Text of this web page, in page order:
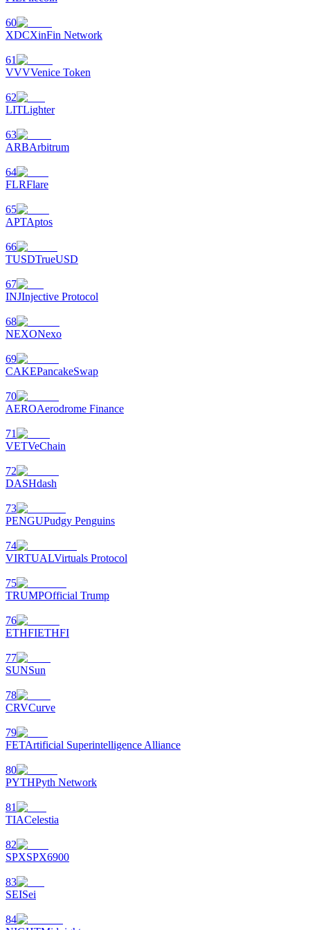
60
XDCXinFin Network
61
VVVVenice Token
62
LITLighter
63
ARBArbitrum
64
FLRFlare
65
APTAptos
66
TUSDTrueUSD
67
INJInjective Protocol
68
NEXONexo
69
CAKEPancakeSwap
70
AEROAerodrome Finance
71
VETVeChain
72
DASHdash
73
PENGUPudgy Penguins
74
VIRTUALVirtuals Protocol
75
TRUMPOfficial Trump
76
ETHFIETHFI
77
SUNSun
78
CRVCurve
79
FETArtificial Superintelligence Alliance
80
PYTHPyth Network
81
TIACelestia
82
SPXSPX6900
83
SEISei
84